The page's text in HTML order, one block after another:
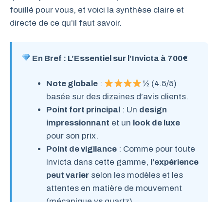
fouillé pour vous, et voici la synthèse claire et
directe de ce qu’il faut savoir.
En Bref : L’Essentiel sur l’Invicta à 700€
Note globale :
½ (4.5/5)
basée sur des dizaines d’avis clients.
Point fort principal : Un design
impressionnant et un look de luxe
pour son prix.
Point de vigilance : Comme pour toute
Invicta dans cette gamme, l’expérience
peut varier selon les modèles et les
attentes en matière de mouvement